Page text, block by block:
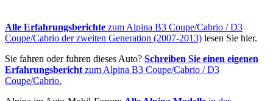
Alle Erfahrungsberichte zum Alpina B3 Coupe/Cabrio / D3
Coupe/Cabrio der zweiten Generation (2007-2013) lesen Sie hier.
Sie fahren oder fuhren dieses Auto? Schreiben Sie einen eigenen
Erfahrungsbericht zum Alpina B3 Coupe/Cabrio / D3
Coupe/Cabrio.